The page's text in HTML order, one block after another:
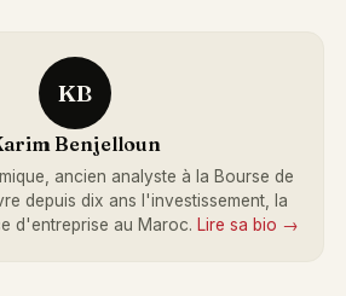
KB
Benjelloun
ancien analyste à la Bourse de
depuis dix ans l'investissement, la
d'entreprise au Maroc. Lire sa bio →